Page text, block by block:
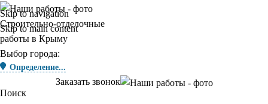
Skip to navigation
Skip to main content
Строительно-отделочные
работы в Крыму
Выбор города:
Определение...
Заказать звонок
Поиск